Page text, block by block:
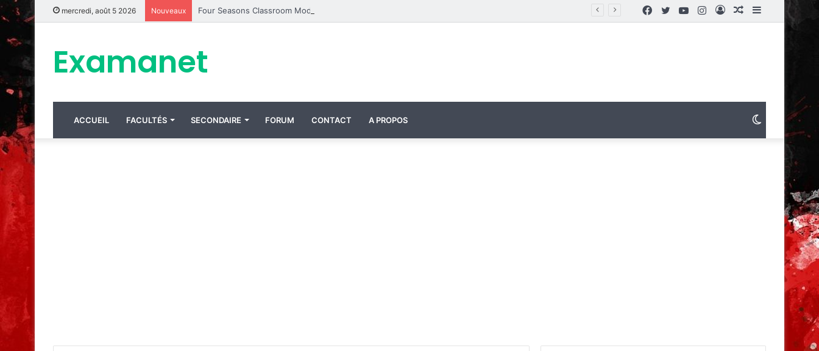
mercredi, août 5 2026 Nouveaux
Sidebar
Article
Connexion
Instagram
YouTube
Twitter
Facebook
Examanet
ACCUEIL FACULTÉS SECONDAIRE FORUM CONTACT A PROPOS Switch